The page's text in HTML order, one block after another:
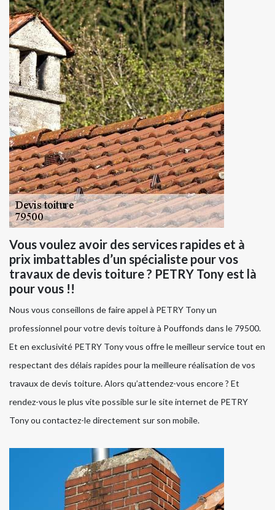
Vous voulez avoir des services rapides et à
prix imbattables d’un spécialiste pour vos
travaux de devis toiture ? PETRY Tony est là
pour vous !!
Nous vous conseillons de faire appel à PETRY Tony un
professionnel pour votre devis toiture à Pouffonds dans le 79500.
Et en exclusivité PETRY Tony vous offre le meilleur service tout en
respectant des délais rapides pour la meilleure réalisation de vos
travaux de devis toiture. Alors qu’attendez-vous encore ? Et
rendez-vous le plus vite possible sur le site internet de PETRY
Tony ou contactez-le directement sur son mobile.